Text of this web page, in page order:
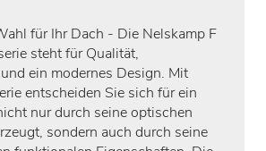
für Ihr Dach - Die Nelskamp F
steht für Qualität,
ein modernes Design. Mit
entscheiden Sie sich für ein
nur durch seine optischen
sondern auch durch seine